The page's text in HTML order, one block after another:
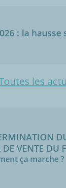
: la hausse
les
DE VENTE DU
ça marche ?